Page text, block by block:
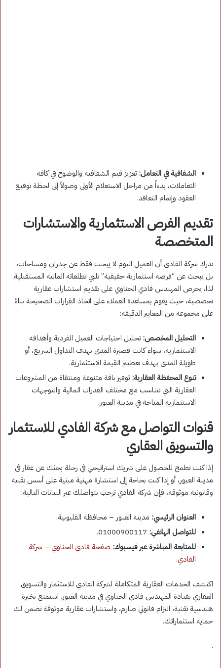
الشفافية في التعامل: تعزيز قيم الشفافية والوضوح في كافة
التعاملات، بدءاً من مراحل الاستعلام الأولى وصولاً إلى لحظة توقيع
العقود وإتمام التعاقد.
تقديم الفرص الاستثمارية والاستشارات
المتخصصة
تدرك شركة الفادي أن العميل اليوم لا يبحث فقط عن جدران ومساحات،
بل يبحث عن “فرصة استثمارية حقيقية” تلبي تطلعاته المالية المستقبلية.
لذا، يحرص المهندس فادي الحناوي على تقديم استشارات عقارية
تخصصية، حيث يقوم بمساعدة العملاء على اتخاذ القرارات الصحيحة بناءً
على مجموعة من المعايير الدقيقة:
التحليل المخصص: تحليل احتياجات العميل الفردية وأهدافه
الاستثمارية، سواء كانت قصيرة المدى بهدف التداول السريع، أو
طويلة المدى بهدف تعظيم القيمة الاستثمارية.
تنوع المحفظة العقارية: توفير باقة متنوعة ومنتقاة من المشروعات
العقارية التي تتناسب مع مختلف القدرات المالية والتوجهات
الاستثمارية المتاحة في مدينة العبور.
قنوات التواصل مع شركة الفادي للاستثمار
والتسويق العقاري
إذا كنت تطمح للحصول على شريك استراتيجي في رحلة بحثك عن عقار في
مدينة العبور، أو إذا كنت بحاجة إلى استشارة مهنية مبنية على أسس تقنية
وقانونية موثوقة، فإن شركة الفادي ترحب بتواصلك عبر البيانات التالية:
العنوان الرئيسي: مدينة العبور – محافظة القليوبية.
للتواصل الهاتفي:
.
للمتابعة المباشرة عبر فيسبوك: صفحة فادي الحناوي – شركة
الفادي.
اكتشف الخدمات العقارية المتكاملة لشركة الفادي للاستثمار والتسويق
العقاري بقيادة المهندس فادي الحناوي في مدينة العبور. استمتع بخبرة
هندسية تقنية، التزام قانوني صارم، واستشارات عقارية موثوقة تضمن لك
حماية استثماراتك.
.